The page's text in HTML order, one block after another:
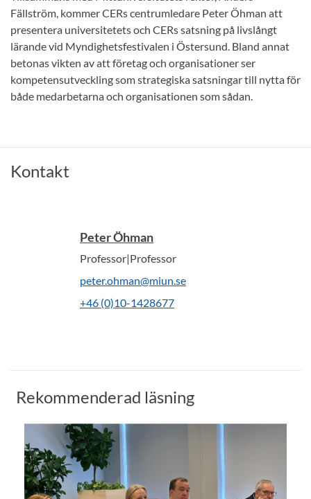
Fällström, kommer CERs centrumledare Peter Öhman att
presentera universitetets och CERs satsning på livslångt
lärande vid Myndighetsfestivalen i Östersund. Bland annat
betonas vikten av att företag och organisationer ser
kompetensutveckling som strategiska satsningar till nytta för
både medarbetarna och organisationen som sådan.
Kontakt
Peter Öhman
Professor|Professor
peter.ohman@miun.se
+46 (0)10-1428677
Rekommenderad läsning